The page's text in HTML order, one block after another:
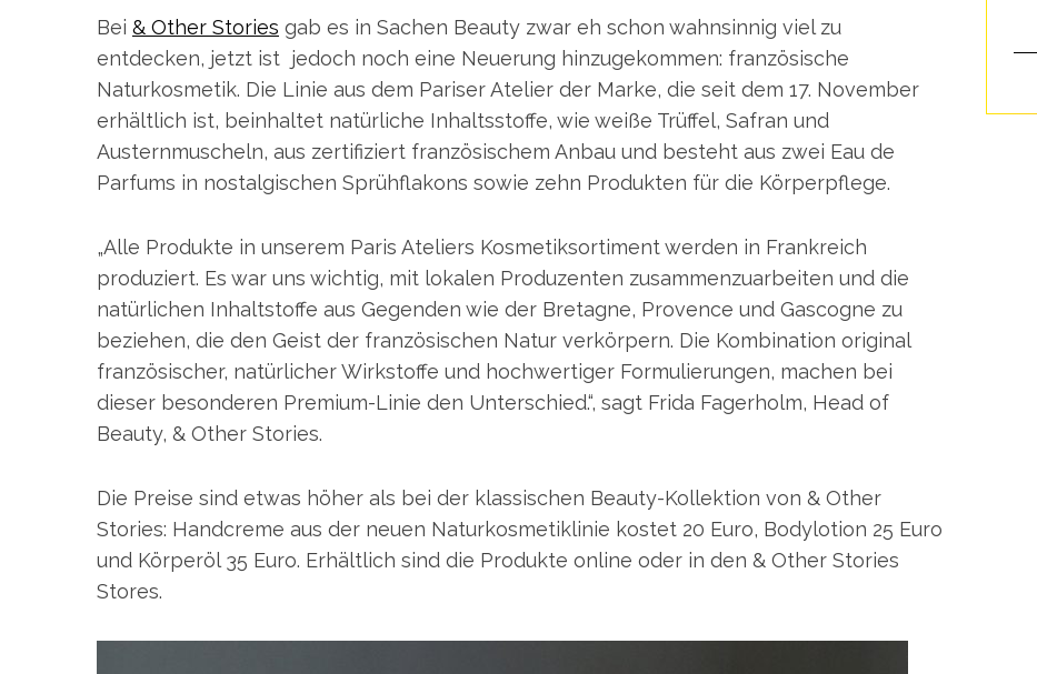
Bei & Other Stories gab es in Sachen Beauty zwar eh schon wahnsinnig viel zu
entdecken, jetzt ist jedoch noch eine Neuerung hinzugekommen: französische
Naturkosmetik. Die Linie aus dem Pariser Atelier der Marke, die seit dem 17. November
erhältlich ist, beinhaltet natürliche Inhaltsstoffe, wie weiße Trüffel, Safran und
Austernmuscheln, aus zertifiziert französischem Anbau und besteht aus zwei Eau de
Parfums in nostalgischen Sprühflakons sowie zehn Produkten für die Körperpflege.
„Alle Produkte in unserem Paris Ateliers Kosmetiksortiment werden in Frankreich
produziert. Es war uns wichtig, mit lokalen Produzenten zusammenzuarbeiten und die
natürlichen Inhaltstoffe aus Gegenden wie der Bretagne, Provence und Gascogne zu
beziehen, die den Geist der französischen Natur verkörpern. Die Kombination original
französischer, natürlicher Wirkstoffe und hochwertiger Formulierungen, machen bei
dieser besonderen Premium-Linie den Unterschied.“, sagt Frida Fagerholm, Head of
Beauty, & Other Stories.
Die Preise sind etwas höher als bei der klassischen Beauty-Kollektion von & Other
Stories: Handcreme aus der neuen Naturkosmetiklinie kostet 20 Euro, Bodylotion 25 Euro
und Körperöl 35 Euro. Erhältlich sind die Produkte online oder in den & Other Stories
Stores.
S
r
c
h
f
r